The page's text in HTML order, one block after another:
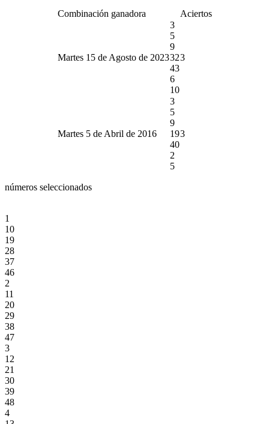
Combinación ganadora Aciertos
Martes 15 de Agosto de 2023
3
5
9
32
43
6
10
3
Martes 5 de Abril de 2016
3
5
9
19
40
2
5
3
números seleccionados
1
10
19
28
37
46
2
11
20
29
38
47
3
12
21
30
39
48
4